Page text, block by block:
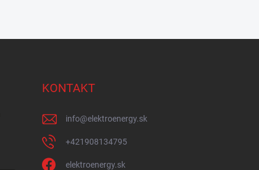
KONTAKT
info@elektroenergy.sk
+421908134795
elektroenergy.sk